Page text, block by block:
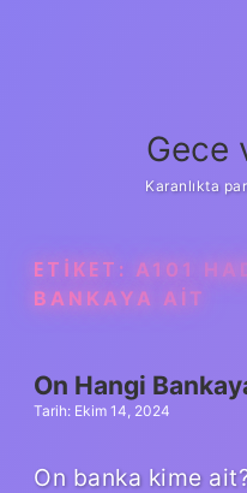
Gece
Karanlıkta
ETIKET: A101
BANKAYA AIT
On Hangi
Tarih: Ekim 14, 2024
On banka kime